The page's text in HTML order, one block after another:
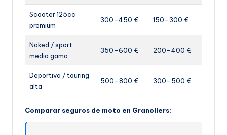
Scooter 125cc
premium
300–450 € 150–300 €
Naked / sport
media gama
350–600 € 200–400 €
Deportiva / touring
alta
500–800 € 300–500 €
Comparar seguros de moto en Granollers: